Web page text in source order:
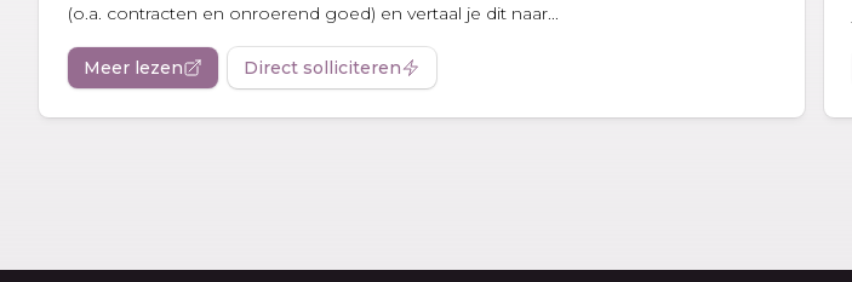
(o.a. contracten en onroerend goed) en vertaal je dit naar...
Meer lezen Direct solliciteren